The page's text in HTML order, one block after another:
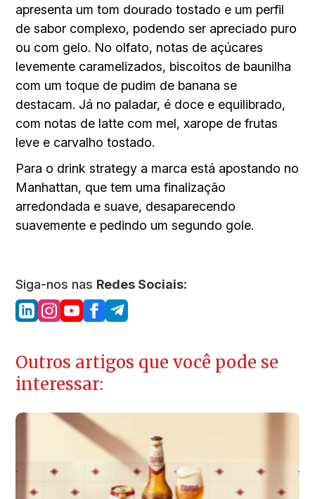
apresenta um tom dourado tostado e um perfil
de sabor complexo, podendo ser apreciado puro
ou com gelo. No olfato, notas de açúcares
levemente caramelizados, biscoitos de baunilha
com um toque de pudim de banana se
destacam. Já no paladar, é doce e equilibrado,
com notas de latte com mel, xarope de frutas
leve e carvalho tostado.
Para o drink strategy a marca está apostando no
Manhattan, que tem uma finalização
arredondada e suave, desaparecendo
suavemente e pedindo um segundo gole.
Siga-nos nas Redes Sociais:
Outros artigos que você pode se
interessar: